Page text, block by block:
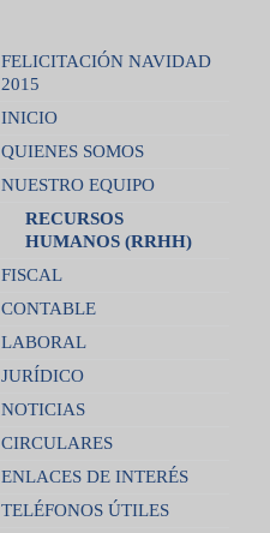
FELICITACIÓN NAVIDAD
2015
INICIO
QUIENES SOMOS
NUESTRO EQUIPO
RECURSOS
HUMANOS (RRHH)
FISCAL
CONTABLE
LABORAL
JURÍDICO
NOTICIAS
CIRCULARES
ENLACES DE INTERÉS
TELÉFONOS ÚTILES